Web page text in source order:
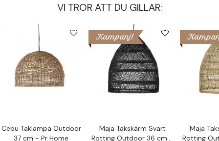
VI TROR ATT DU GILLAR:
Cebu Taklampa Outdoor
37 cm - Pr Home
Kampanj!
Maja Takskärm Svart
Rotting Outdoor 36 cm -
Maja
Rotting